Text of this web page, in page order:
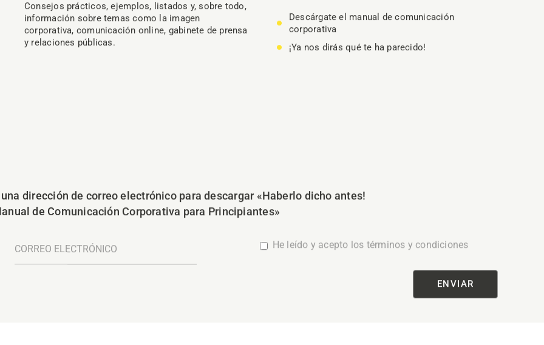
Consejos prácticos, ejemplos, listados y, sobre todo,
información sobre temas como la imagen
corporativa, comunicación online, gabinete de prensa
y relaciones públicas.
Descárgate el manual de comunicación
corporativa
¡Ya nos dirás qué te ha parecido!
dirección de correo electrónico para descargar «Haberlo dicho antes!
de Comunicación Corporativa para Principiantes»
He leído y acepto los términos y condiciones